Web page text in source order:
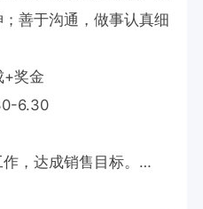
善于沟通，做事认真细
+奖金
6.30
，达成销售目标。
解需求并提供专业的